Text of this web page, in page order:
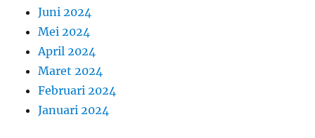
Juni 2024
Mei 2024
April 2024
Maret 2024
Februari 2024
Januari 2024